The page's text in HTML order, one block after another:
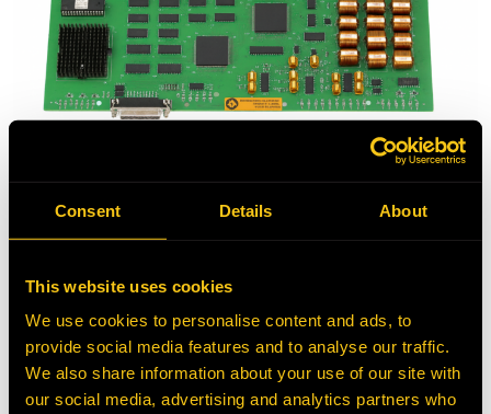
Consent Details About
This website uses cookies
We use cookies to personalise content and ads, to
provide social media features and to analyse our traffic.
We also share information about your use of our site with
our social media, advertising and analytics partners who
Piezas de componentes
eléctricos
HEPI Mining Solutions es compatible con los sistemas de
control eléctrico de los camiones de transporte Komatsu®
con una línea completa de
componentes de repuesto
nuevos